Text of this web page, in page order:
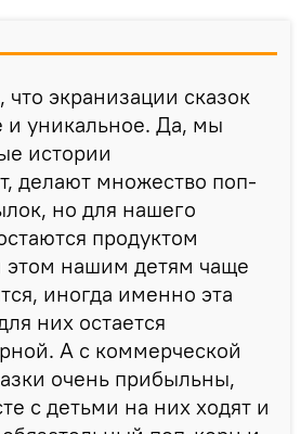
что экранизации сказок
и уникальное. Да, мы
истории
делают множество поп-
но для нашего
продуктом
нашим детям чаще
иногда именно эта
них остается
А с коммерческой
очень прибыльны,
с детьми на них ходят и